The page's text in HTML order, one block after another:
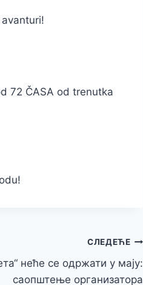
72 ČASA od trenutka
СЛЕДЕЋЕ
неће се одржати у мају:
саопштење организатора